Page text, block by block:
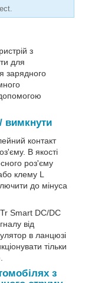
з
для
зарядного
вимкнути
контакт
В якості
роз'єму
клему L
до мінуса
Smart DC/DC
від
в ланцюзі
тільки
з